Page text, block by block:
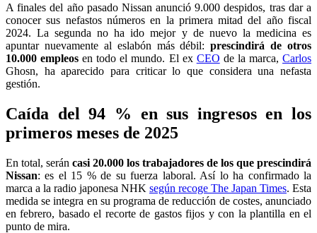
A finales del año pasado Nissan anunció 9.000 despidos, tras dar a
conocer sus nefastos números en la primera mitad del año fiscal
2024. La segunda no ha ido mejor y de nuevo la medicina es
apuntar nuevamente al eslabón más débil:prescindirá de otros
10.000 empleos en todo el mundo. El ex CEO de la marca,Carlos
Ghosn, ha aparecido para criticar lo que considera una nefasta
gestión.
Caída del 94 % en sus ingresos en los
primeros meses de 2025
En total, serán casi 20.000 los trabajadores de los que prescindirá
Nissan: es el 15 % de su fuerza laboral. Así lo ha confirmado la
marca a la radio japonesa NHK según recoge The Japan Times. Esta
medida se integra en su programa de reducción de costes, anunciado
en febrero, basado el recorte de gastos fijos y con la plantilla en el
punto de mira.